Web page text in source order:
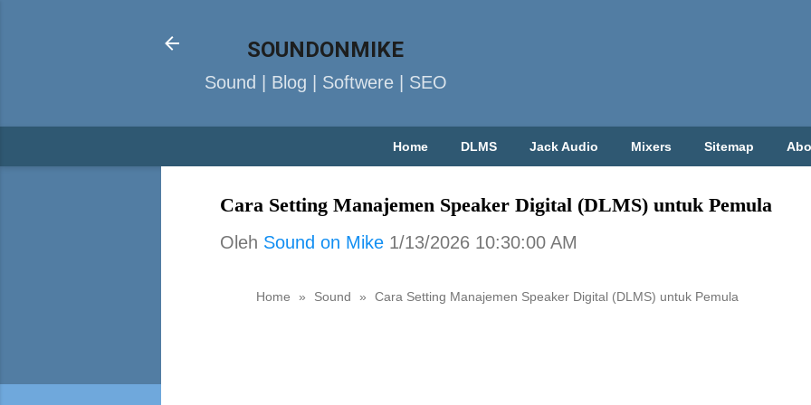
SOUNDONMIKE
Sound | Blog | Softwere | SEO
Home DLMS Jack Audio Mixers Sitemap
Cara Setting Manajemen Speaker Digital (DLMS) untuk Pemula
Oleh Sound on Mike 1/13/2026 10:30:00 AM
Home » Sound » Cara Setting Manajemen Speaker Digital (DLMS) untuk Pemula